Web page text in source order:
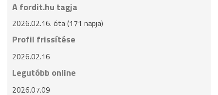
A fordit.hu tagja
2026.02.16. óta (171 napja)
Profil frissítése
2026.02.16
Legutóbb online
2026.07.09